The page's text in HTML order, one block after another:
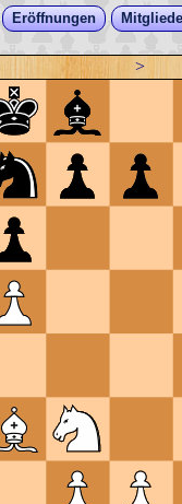
Eröffnungen
>